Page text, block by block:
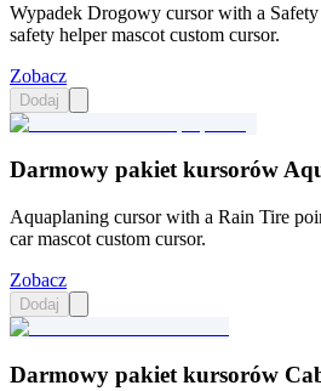
Wypadek Drogowy cursor with a
safety helper mascot custom cursor.
Zobacz
Dodaj
Darmowy pakiet kursorów
Aquaplaning cursor with a Rain Tire
car mascot custom cursor.
Zobacz
Dodaj
Darmowy pakiet kursorów